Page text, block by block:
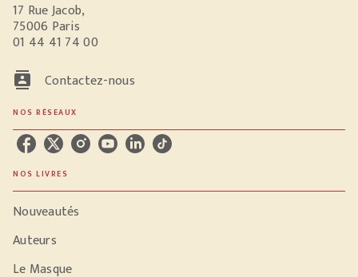
17 Rue Jacob,
75006 Paris
01 44 41 74 00
contacts Contactez-nous
NOS RÉSEAUX
NOS LIVRES
Nouveautés
Auteurs
Le Masque